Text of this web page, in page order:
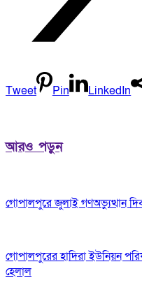
Tweet Pin LinkedIn
আরও পড়ুন
গোপালপুরে জুলাই গণঅভ্যুত্থান
গোপালপুরের হাদিরা ইউনিয়ন
হেলাল